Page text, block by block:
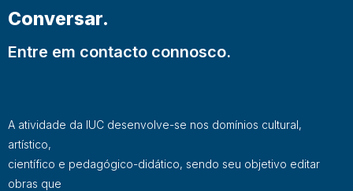
Conversar.
Entre em contacto connosco.
A atividade da IUC desenvolve-se nos domínios cultural,
artístico,
científico e pedagógico-didático, sendo seu objetivo editar
obras que